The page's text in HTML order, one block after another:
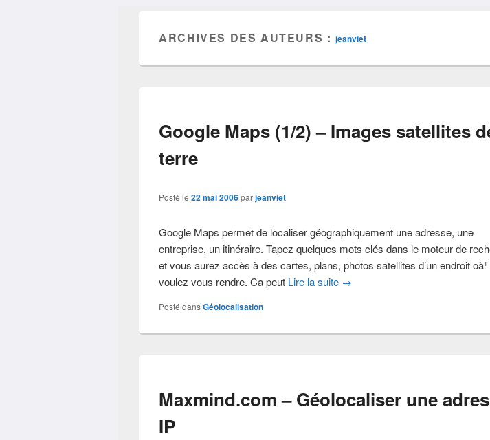
ARCHIVES DES AUTEURS : jeanviet
Google Maps (1/2) – Images satellites
terre
Posté le22 mai 2006parjeanviet
Google Maps permet de localiser géographiquement une adresse, une
entreprise, un itinéraire. Tapez quelques mots clés dans le moteur de
et vous aurez accès à des cartes, plans, photos satellites d’un endroit
voulez vous rendre. Ca peut Lire la suite →
Posté dansGéolocalisation
Maxmind.com – Géolocaliser une
IP